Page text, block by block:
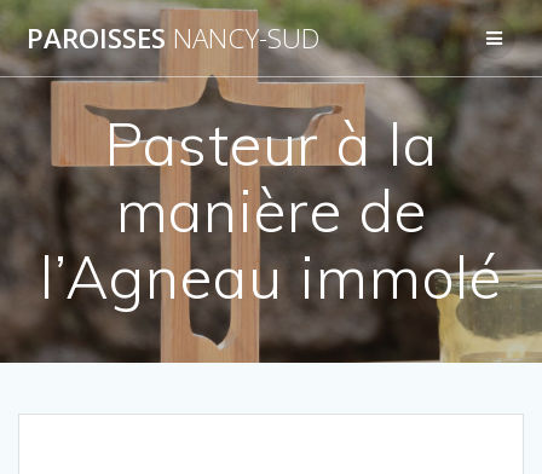
Skip
to
content
PAROISSES NANCY-SUD
Pasteur à la
manière de
l’Agneau immolé